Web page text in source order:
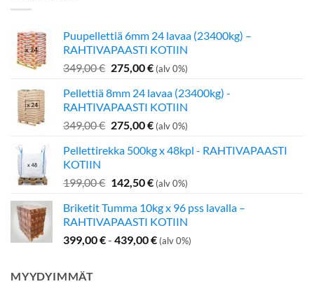
Puupellettiä 6mm 24 lavaa (23400kg) –
RAHTIVAPAASTI KOTIIN
349,00€ Alkuperäinen
oli:
349,00 €.
275,00€Nykyinen
on:
275,00 €.
(alv 0%)
Pellettiä 8mm 24 lavaa (23400kg) -
RAHTIVAPAASTI KOTIIN
349,00€ Alkuperäinen
oli:
275,00€Nykyinen
on:
(alv 0%)
Pellettirekka 500kg x 48kpl - RAHTIVAPAASTI
KOTIIN
199,00€ Alkuperäinen
oli:
199,00 €.
142,50€Nykyinen
on:
142,50 €.
(alv 0%)
Briketit Tumma 10kg x 96 pss lavalla –
RAHTIVAPAASTI KOTIIN
399,00€- 439,00€ (alv 0%)
MYYDYIMMÄT